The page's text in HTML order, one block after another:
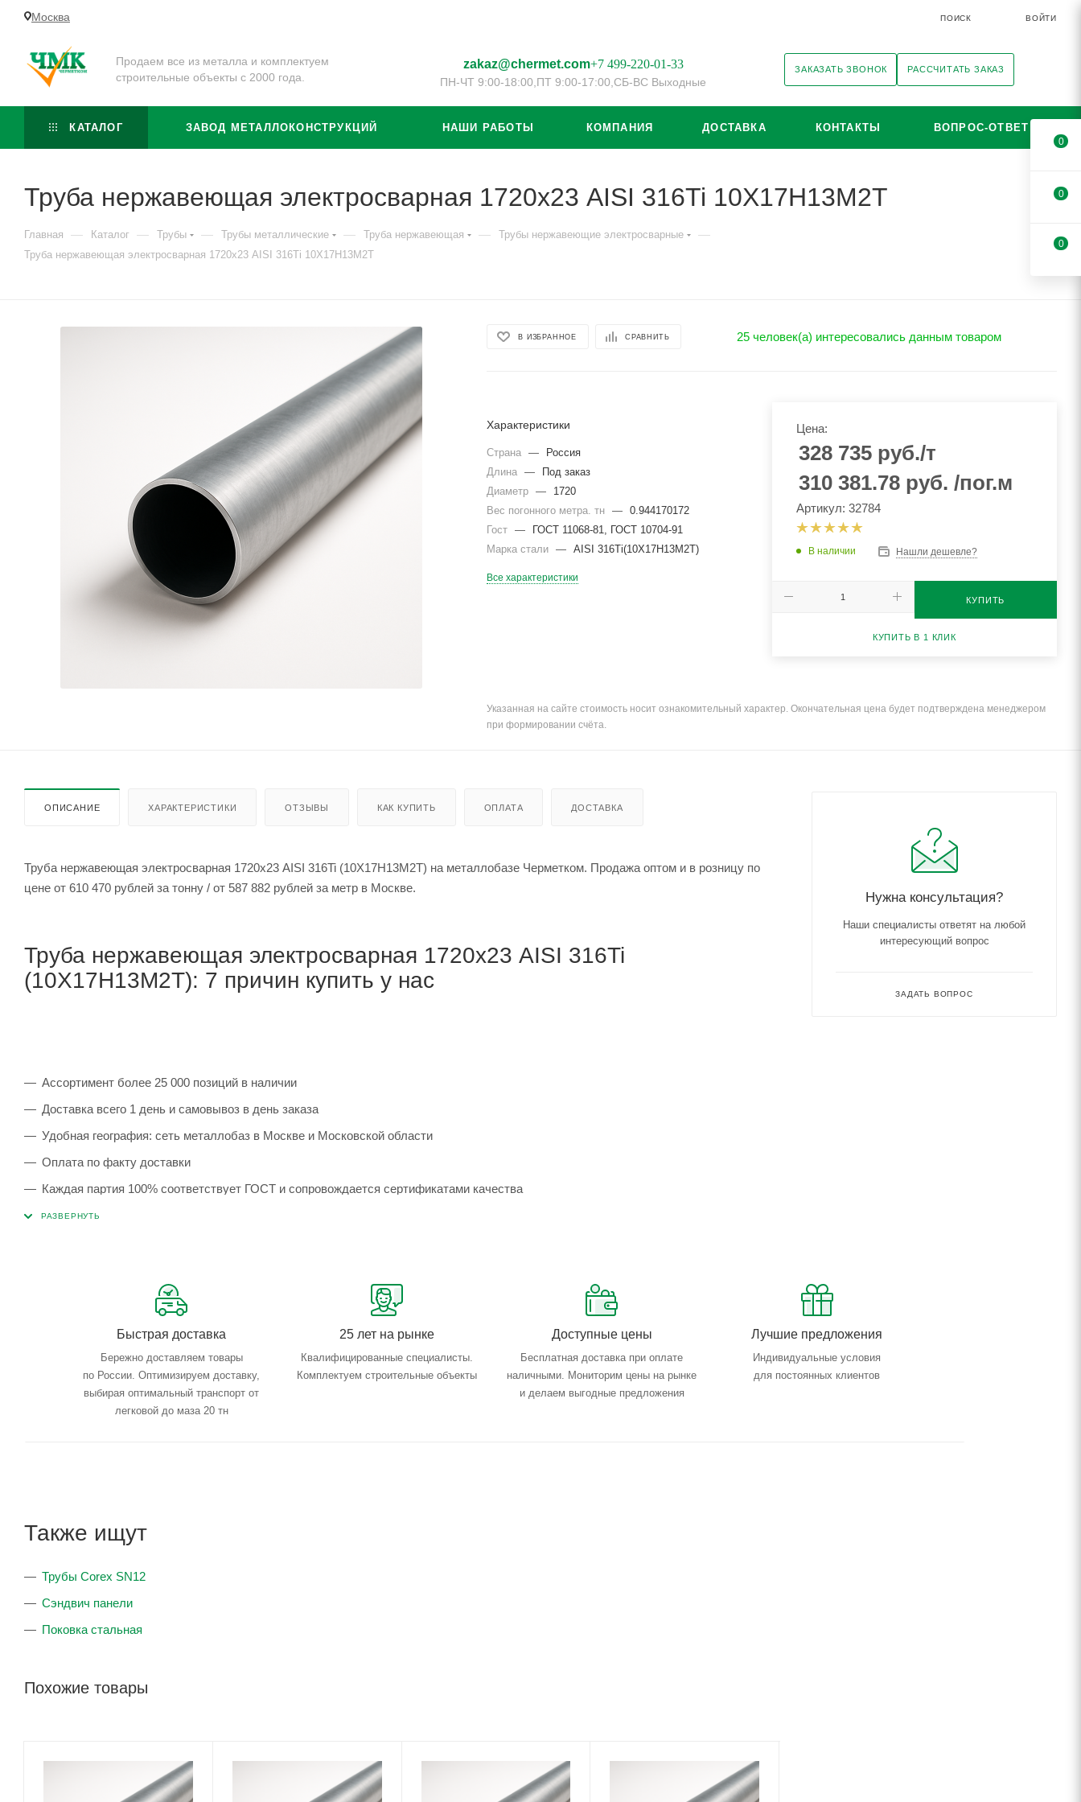
Москва ПОИСК ВОЙТИ
Продаем все из металла и комплектуем
строительные объекты с 2000 года.
zakaz@chermet.com+7 499-220-01-33
ПН-ЧТ 9:00-18:00, ПТ 9:00-17:00, СБ-ВС Выходные
ЗАКАЗАТЬ ЗВОНОК РАССЧИТАТЬ ЗАКАЗ
КАТАЛОГ ЗАВОД МЕТАЛЛОКОНСТРУКЦИЙ НАШИ РАБОТЫ КОМПАНИЯ ДОСТАВКА КОНТАКТЫ ВОПРОС-ОТВЕТ
Труба нержавеющая электросварная 1720х23 AISI 316Ti 10Х17Н13М2Т
Главная — Каталог — Трубы — Трубы металлические — Труба нержавеющая — Трубы нержавеющие электросварные —
Труба нержавеющая электросварная 1720х23 AISI 316Ti 10Х17Н13М2Т
В ИЗБРАННОЕ СРАВНИТЬ 25 человек(а) интересовались данным товаром
Характеристики
Страна —
Россия
Длина
—
Под заказ
Диаметр
—
1720
Вес погонного метра. тн
—
0.944170172
Гост
—
ГОСТ 11068-81, ГОСТ 10704-91
Марка стали
— AISI 316Ti(10Х17Н13М2Т)
Все характеристики
Цена:
328 735руб./т
310 381.78 руб. /пог.м
Артикул: 32784
В наличии Нашли дешевле?
КУПИТЬ
КУПИТЬ В 1 КЛИК
Указанная на сайте стоимость носит ознакомительный характер. Окончательная цена будет подтверждена менеджером
при формировании счёта.
ОПИСАНИЕ ХАРАКТЕРИСТИКИ ОТЗЫВЫ КАК КУПИТЬ ОПЛАТА ДОСТАВКА
Труба нержавеющая электросварная 1720х23 AISI 316Ti (10Х17Н13М2Т) на металлобазе Черметком. Продажа оптом и в розницу по
цене от 610 470 рублей за тонну / от 587 882 рублей за метр в Москве.
Труба нержавеющая электросварная 1720х23 AISI 316Ti
(10Х17Н13М2Т): 7 причин купить у нас
Ассортимент более 25 000 позиций в наличии
Доставка всего 1 день и самовывоз в день заказа
Удобная география: сеть металлобаз в Москве и Московской области
Оплата по факту доставки
Каждая партия 100% соответствует ГОСТ и сопровождается сертификатами качества
Сервисные услуги: резка, гибка, металлообработка
Быстрая доставка
Бережно доставляем товары
по России. Оптимизируем доставку,
выбирая оптимальный транспорт от
легковой до маза 20 тн
25 лет на рынке
Квалифицированные специалисты.
Комплектуем строительные объекты
Доступные цены
Бесплатная доставка при оплате
наличными. Мониторим цены на рынке
и делаем выгодные предложения
Лучшие предложения
Индивидуальные условия
для постоянных клиентов
Также ищут
Трубы Corex SN12
Сэндвич панели
Поковка стальная
Похожие товары
Нужна консультация?
Наши специалисты ответят на любой
интересующий вопрос
ЗАДАТЬ ВОПРОС
0
0
0